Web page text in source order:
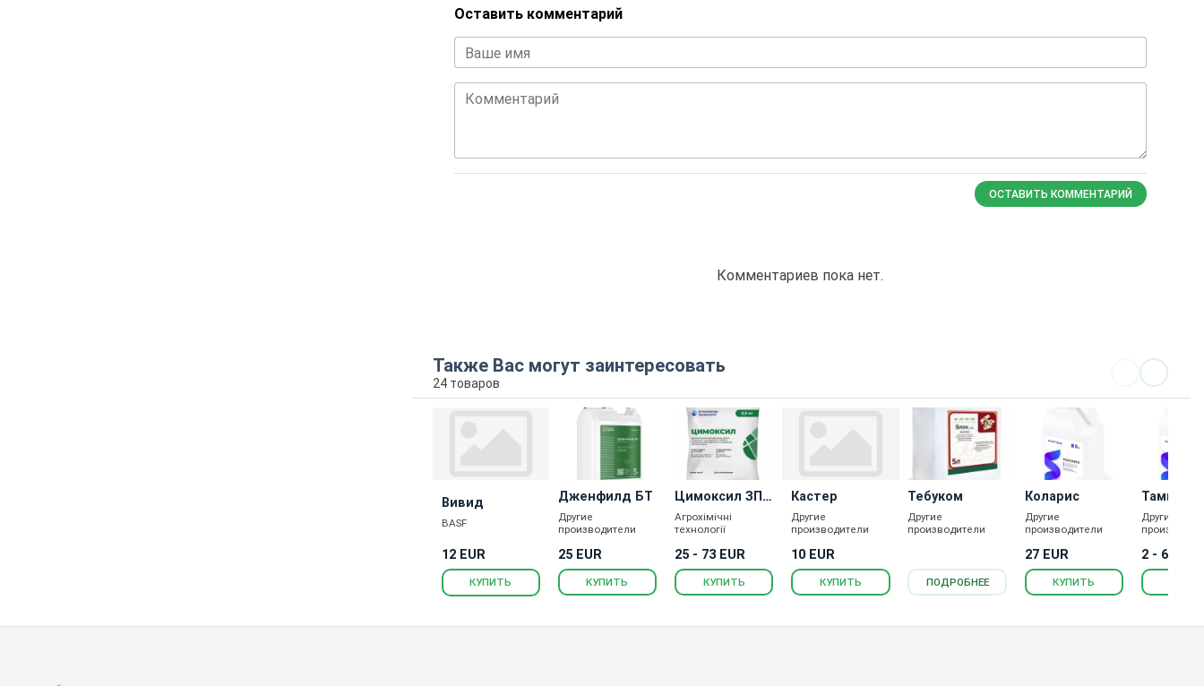
Оставить комментарий
Ваше имя
Комментарий
ОСТАВИТЬ КОММЕНТАРИЙ
Комментариев пока нет.
Также Вас могут заинтересовать
24 товаров
Вивид
BASF
12 EUR
КУПИТЬ
Дженфилд БТ
Другие
производители
25 EUR
КУПИТЬ
Цимоксил ЗП
фунгицид
Агрохімічні
технології
25 - 73 EUR
КУПИТЬ
Кастер
Другие
производители
10 EUR
КУПИТЬ
Тебуком
Другие
производители
ПОДРОБНЕЕ
Коларис
Другие
производители
27 EUR
КУПИТЬ
Тамис
Другие
2 - 64 EUR